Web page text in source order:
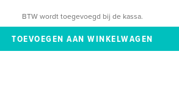
BTW wordt toegevoegd bij de kassa.